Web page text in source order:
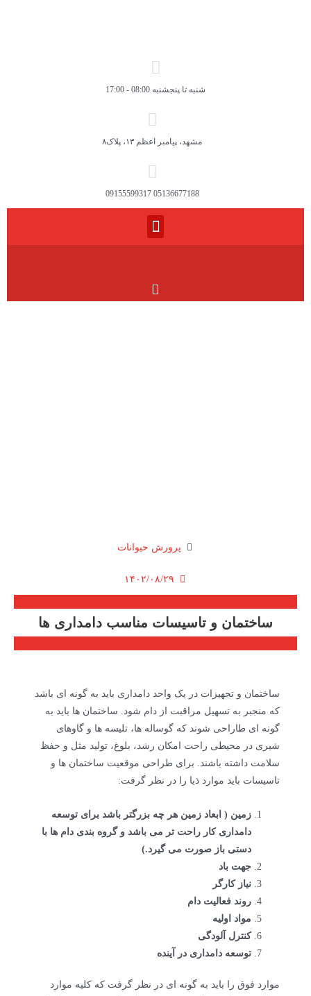
شنبه تا پنجشنبه 08:00 - 17:00
مشهد، پیامبر اعظم ۱۳، پلاک۸
05136677188 09155599317
پرورش حیوانات
۱۴۰۲/۰۸/۲۹
ساختمان و تاسیسات مناسب دامداری ها
ساختمان و تجهیزات در یک واحد دامداری باید به گونه ای باشد
که منجبر به تسهیل مراقبت از دام شود. ساختمان ها باید به
گونه ای طاراحی شوند که گوساله ها، تلیسه ها و گاوهای
شیری در محیطی راحت امکان رشد، بلوغ، تولید مثل و حفظ
سلامت داشته باشند. برای طراحی موقعیت ساختمان ها و
تاسیسات باید موارد ذیا را در نظر گرفت:
زمین ( ابعاد زمین هر چه بزرگتر باشد برای توسعه
دامداری کار راحت تر می باشد و گروه بندی دام ها با
دستی باز صورت می گیرد.)
جهت باد
نیاز کارگر
روند فعالیت دام
مواد اولیه
کنترل آلودگی
توسعه دامداری در آینده
موارد فوق را باید به گونه ای در نظر گرفت که کلیه موارد